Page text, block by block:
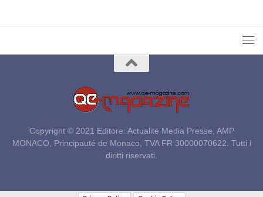
Copyright © 2021 Editore: Actualité Media Presse, AMP
MONACO, Principauté de Monaco, TVA FR 30000070622. Tutti i
diritti riservati.